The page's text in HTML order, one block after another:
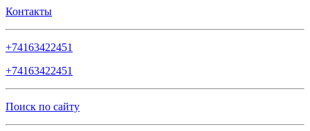
Контакты
+74163422451
+74163422451
Поиск по сайту